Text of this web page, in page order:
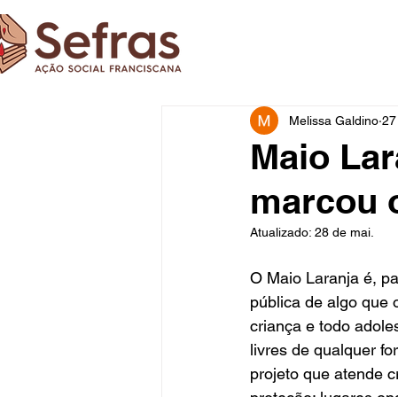
Maio
marcou
Melissa Galdino 27
Atualizado: 28 de mai.
O Maio Laranja é,
pública de algo que
criança e todo
livres de qualquer
projeto que atende